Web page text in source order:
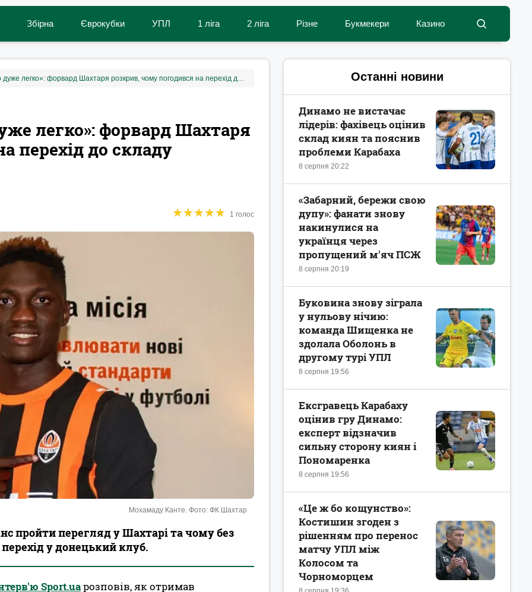
Збірна Єврокубки УПЛ 1 ліга 2 ліга Різне Букмекери Казино
«‎Ухвалити рішення було дуже легко»: форвард Шахтаря розкрив, чому погодився на перехід до складу «гірників‎»
легко»: форвард Шахтаря
перехід до складу
★★★★★
★★★★★ 1 голос
Мохамаду Канте. Фото: ФК Шахтар
пройти перегляд у Шахтарі та чому без
у донецький клуб.
Sport.uaрозповів, як отримав
Останні новини
8 серпня 20:22
Динамо не вистачає
лідерів: фахівець оцінив
склад киян та пояснив
проблеми Карабаха
8 серпня 20:19
«Забарний, бережи свою
дупу»: фанати знову
накинулися на
українця через
пропущений м'яч ПСЖ
8 серпня 19:56
Буковина знову зіграла
у нульову нічию:
команда Шищенка не
здолала Оболонь в
другому турі УПЛ
8 серпня 19:56
Ексгравець Карабаху
оцінив гру Динамо:
експерт відзначив
сильну сторону киян і
Пономаренка
«Це ж бо кощунство»:
Костишин згоден з
рішенням про перенос
матчу УПЛ між
Колосом та
Чорноморцем